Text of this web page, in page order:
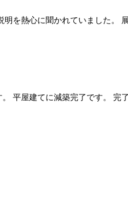
を熱心に聞かれていました。
平屋建てに減築完了です。 完